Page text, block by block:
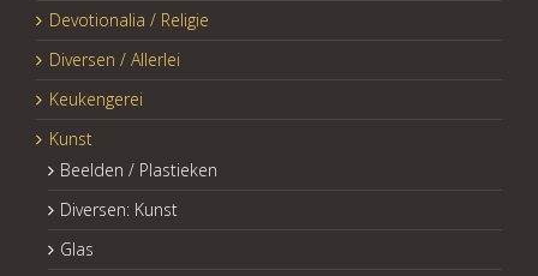
Devotionalia / Religie
Diversen / Allerlei
Keukengerei
Kunst
Beelden / Plastieken
Diversen: Kunst
Glas